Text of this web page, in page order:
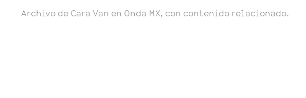
Archivo de Cara Van en Onda MX, con contenido relacionado.